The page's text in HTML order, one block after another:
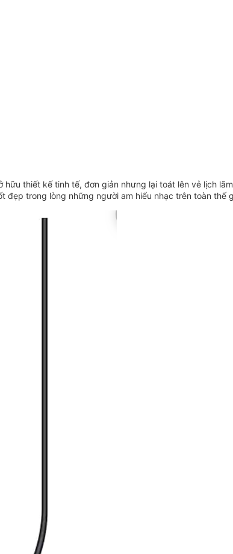
thiết kế tinh tế, đơn giản nhưng lại toát lên vẻ lịch
trong lòng những người am hiểu nhạc trên toàn thế